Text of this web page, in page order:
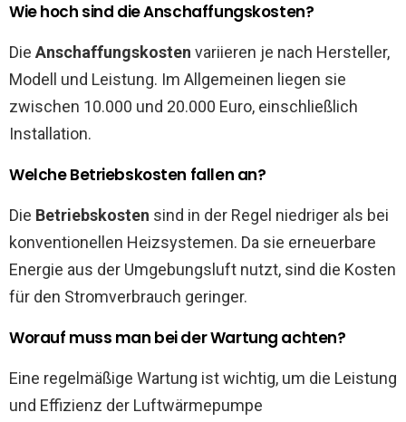
Wie hoch sind die Anschaffungskosten?
Die Anschaffungskosten variieren je nach Hersteller,
Modell und Leistung. Im Allgemeinen liegen sie
zwischen 10.000 und 20.000 Euro, einschließlich
Installation.
Welche Betriebskosten fallen an?
Die Betriebskosten sind in der Regel niedriger als bei
konventionellen Heizsystemen. Da sie erneuerbare
Energie aus der Umgebungsluft nutzt, sind die Kosten
für den Stromverbrauch geringer.
Worauf muss man bei der Wartung achten?
Eine regelmäßige Wartung ist wichtig, um die Leistung
und Effizienz der Luftwärmepumpe